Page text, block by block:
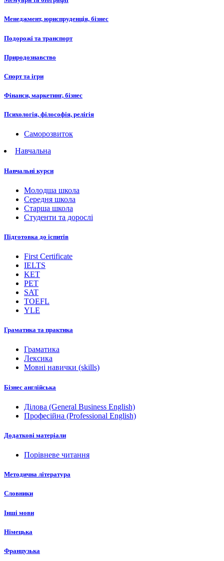
Менеджмент, юриспруденція, бізнес
Подорожі та транспорт
Природознавство
Спорт та ігри
Фінанси, маркетинг, бізнес
Психологія, філософія, релігія
Саморозвиток
Навчальна
Навчальні курси
Молодша школа
Середня школа
Старша школа
Студенти та дорослі
Підготовка до іспитів
First Certificate
IELTS
KET
PET
SAT
TOEFL
YLE
Граматика та практика
Граматика
Лексика
Мовні навички (skills)
Бізнес англійська
Ділова (General Business English)
Професійна (Professional English)
Додаткові матеріали
Порівневе читання
Методична література
Словники
Інші мови
Німецька
Французька